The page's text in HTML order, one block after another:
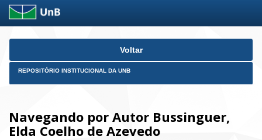
Skip
Voltar
REPOSITÓRIO INSTITUCIONAL DA UNB
Navegando por Autor Bussinguer,
Elda Coelho de Azevedo